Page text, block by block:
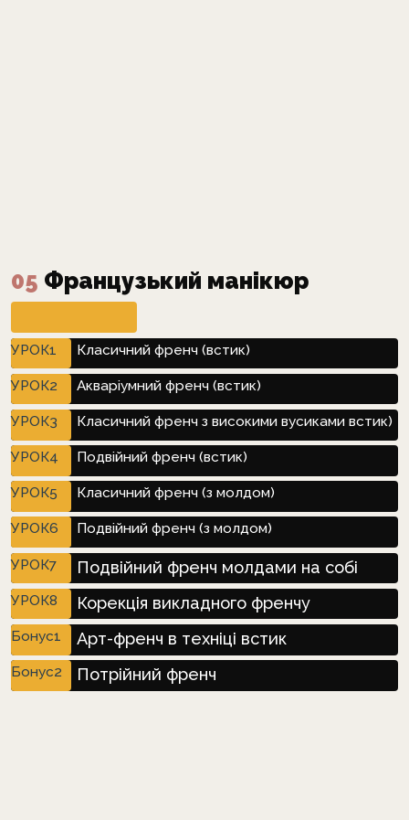
05 Французький манікюр
УРОК1
УРОК2
УРОК3
УРОК4
УРОК5
УРОК6
Класичний френч (встик)
Акваріумний френч (встик)
Класичний френч з високими вусиками встик)
Класичний френч (з молдом)
Подвійний френч (з молдом)
Подвійний френч (встик)
УРОК7
Корекція викладного френчу
УРОК8
Бонус1
Бонус2
Подвійний френч молдами на собі
Арт-френч в техніці встик
Потрійний френч